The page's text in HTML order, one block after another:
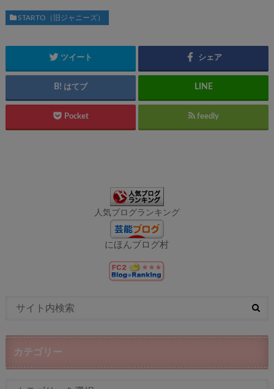
STARTO（旧ジャニーズ）
ツイート シェア
はてブ
Pocket feedly
人気ブログランキング
にほんブログ村
カテゴリー